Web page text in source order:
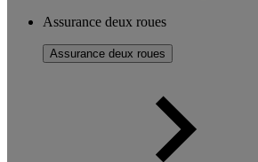
Assurance deux roues
Assurance deux roues